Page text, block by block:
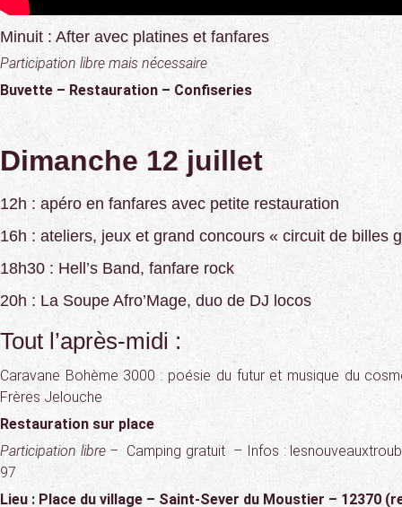
Minuit : After avec platines et fanfares
Participation libre mais nécessaire
Buvette – Restauration – Confiseries
Dimanche 12 juillet
12h : apéro en fanfares avec petite restauration
16h : ateliers, jeux et grand concours « circuit de billes
18h30 : Hell’s Band, fanfare rock
20h : La Soupe Afro’Mage, duo de DJ locos
Tout l’après-midi :
Caravane Bohème 3000 : poésie du futur et musique du
Frères Jelouche
Restauration sur place
Participation libre – Camping gratuit – Infos :
97
Lieu : Place du village – Saint-Sever du Moustier – 12370